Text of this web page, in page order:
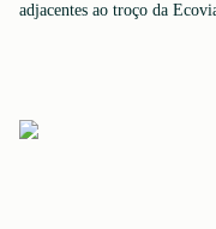
adjacentes ao troço da